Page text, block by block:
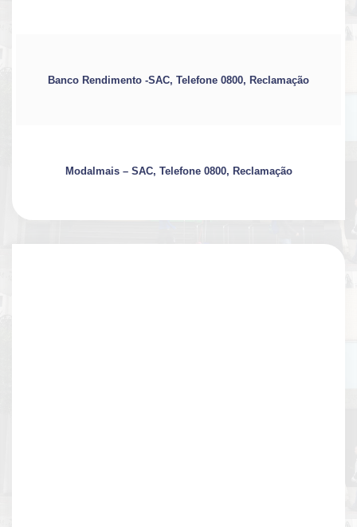
Banco Rendimento -SAC, Telefone 0800, Reclamação
Modalmais – SAC, Telefone 0800, Reclamação